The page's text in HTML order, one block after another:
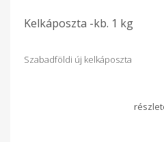
Kelkáposzta -kb. 1 kg
Szabadföldi új kelkáposzta